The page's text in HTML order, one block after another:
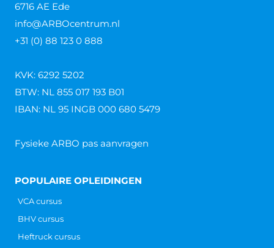
6716 AE Ede
info@ARBOcentrum.nl
+31 (0) 88 123 0 888
KVK: 6292 5202
BTW: NL 855 017 193 B01
IBAN: NL 95 INGB 000 680 5479
Fysieke ARBO pas aanvragen
POPULAIRE OPLEIDINGEN
VCA cursus
BHV cursus
Heftruck cursus